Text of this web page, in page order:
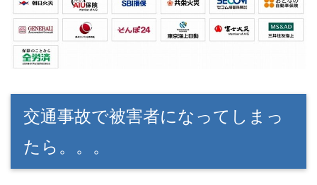
交通事故で被害者になってしまっ
たら。。。